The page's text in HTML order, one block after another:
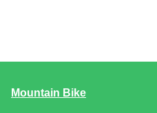
Mountain Bike